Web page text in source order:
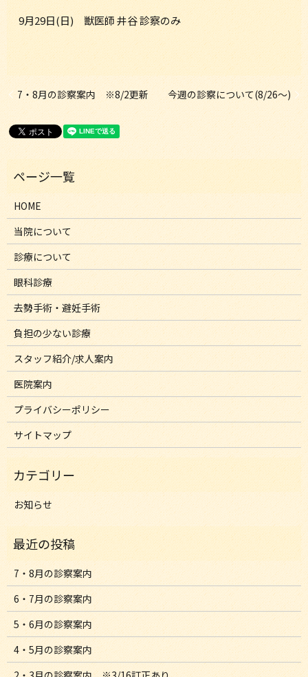
9月29日(日) 獣医師 井谷 診察のみ
7・8月の診察案内 ※8/2更新 今週の診察について(8/26～)
HOME
当院について
診療について
眼科診療
去勢手術・避妊手術
負担の少ない診療
スタッフ紹介/求人案内
医院案内
プライバシーポリシー
サイトマップ
お知らせ
7・8月の診察案内
6・7月の診察案内
5・6月の診察案内
4・5月の診察案内